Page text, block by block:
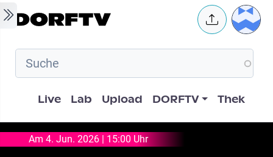
Skip to main content User
Hauptnavigation
Live Lab Upload DORFTV Thek
Am 4. Jun. 2026 | 15:00 Uhr